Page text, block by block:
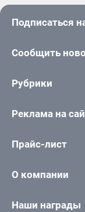
Подписаться
Сообщить
Рубрики
Реклама на
Прайс-лист
О компании
Наши награды